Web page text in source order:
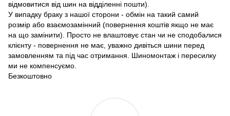
відмовитися від шин на відділенні пошти).
У випадку браку з нашої сторони - обмін на такий самий
розмір або взаємозамінний (повернення коштів якщо не має
на що замінити). Просто не влаштовує стан чи не сподобалися
клієнту - повернення не має, уважно дивіться шини перед
замовленням та під час отримання. Шиномонтаж і пересилку
ми не компенсуємо.
Безкоштовно